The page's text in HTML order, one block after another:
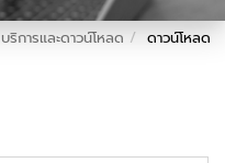
บริการและดาวน์โหลด ดาวน์โหลด